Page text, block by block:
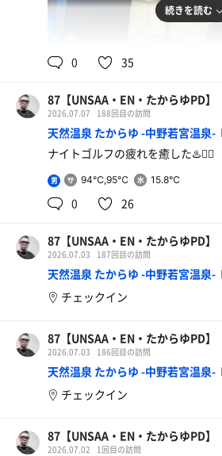
上海チキン
うますぎる🐔
続きを読む
0 35
87【UNSAA・EN・たからゆPD】
2026.07.07 188回目の訪問
天然温泉 たからゆ -中野若宮温泉-
ナイトゴルフの疲れを癒した♨️🧖‍♂️
男 94℃,95℃ 15.8℃
0 26
87【UNSAA・EN・たからゆPD】
2026.07.03 187回目の訪問
天然温泉 たからゆ -中野若宮温泉-
チェックイン
87【UNSAA・EN・たからゆPD】
2026.07.03 186回目の訪問
天然温泉 たからゆ -中野若宮温泉-
チェックイン
87【UNSAA・EN・たからゆPD】
2026.07.02 1回目の訪問